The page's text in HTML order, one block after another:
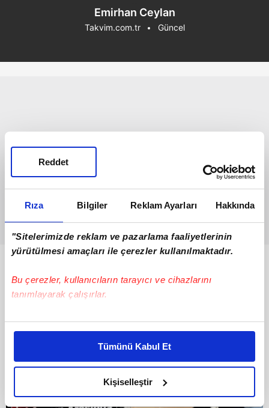
Rıza Bilgiler Reklam Ayarları Hakkında
"Sitelerimizde reklam ve pazarlama faaliyetlerinin
yürütülmesi amaçları ile çerezler kullanılmaktadır.
Bu çerezler, kullanıcıların tarayıcı ve cihazlarını
tanımlayarak çalışırlar.
Bu çerezlere izin vermeniz halinde sizlere özel
daha iyi reklam deneyimi yaşatabiliriz. Bunu yaparken
amacımızın size daha iyi bir reklam deneyimi sunmak
olduğunu ve sizlere en iyi içerikleri sunabilmek adına
elimizden gelen çabayı gösterdiğimizi ve bu noktada,
Tümünü Kabul Et
Kişiselleştir
Reddet
Emirhan Ceylan
Takvim.com.tr Güncel